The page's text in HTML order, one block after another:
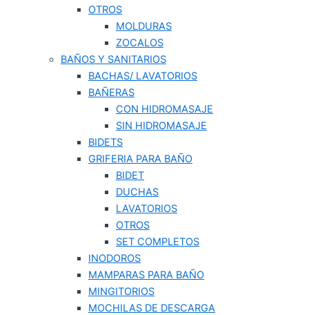
OTROS
MOLDURAS
ZOCALOS
BAÑOS Y SANITARIOS
BACHAS/ LAVATORIOS
BAÑERAS
CON HIDROMASAJE
SIN HIDROMASAJE
BIDETS
GRIFERIA PARA BAÑO
BIDET
DUCHAS
LAVATORIOS
OTROS
SET COMPLETOS
INODOROS
MAMPARAS PARA BAÑO
MINGITORIOS
MOCHILAS DE DESCARGA